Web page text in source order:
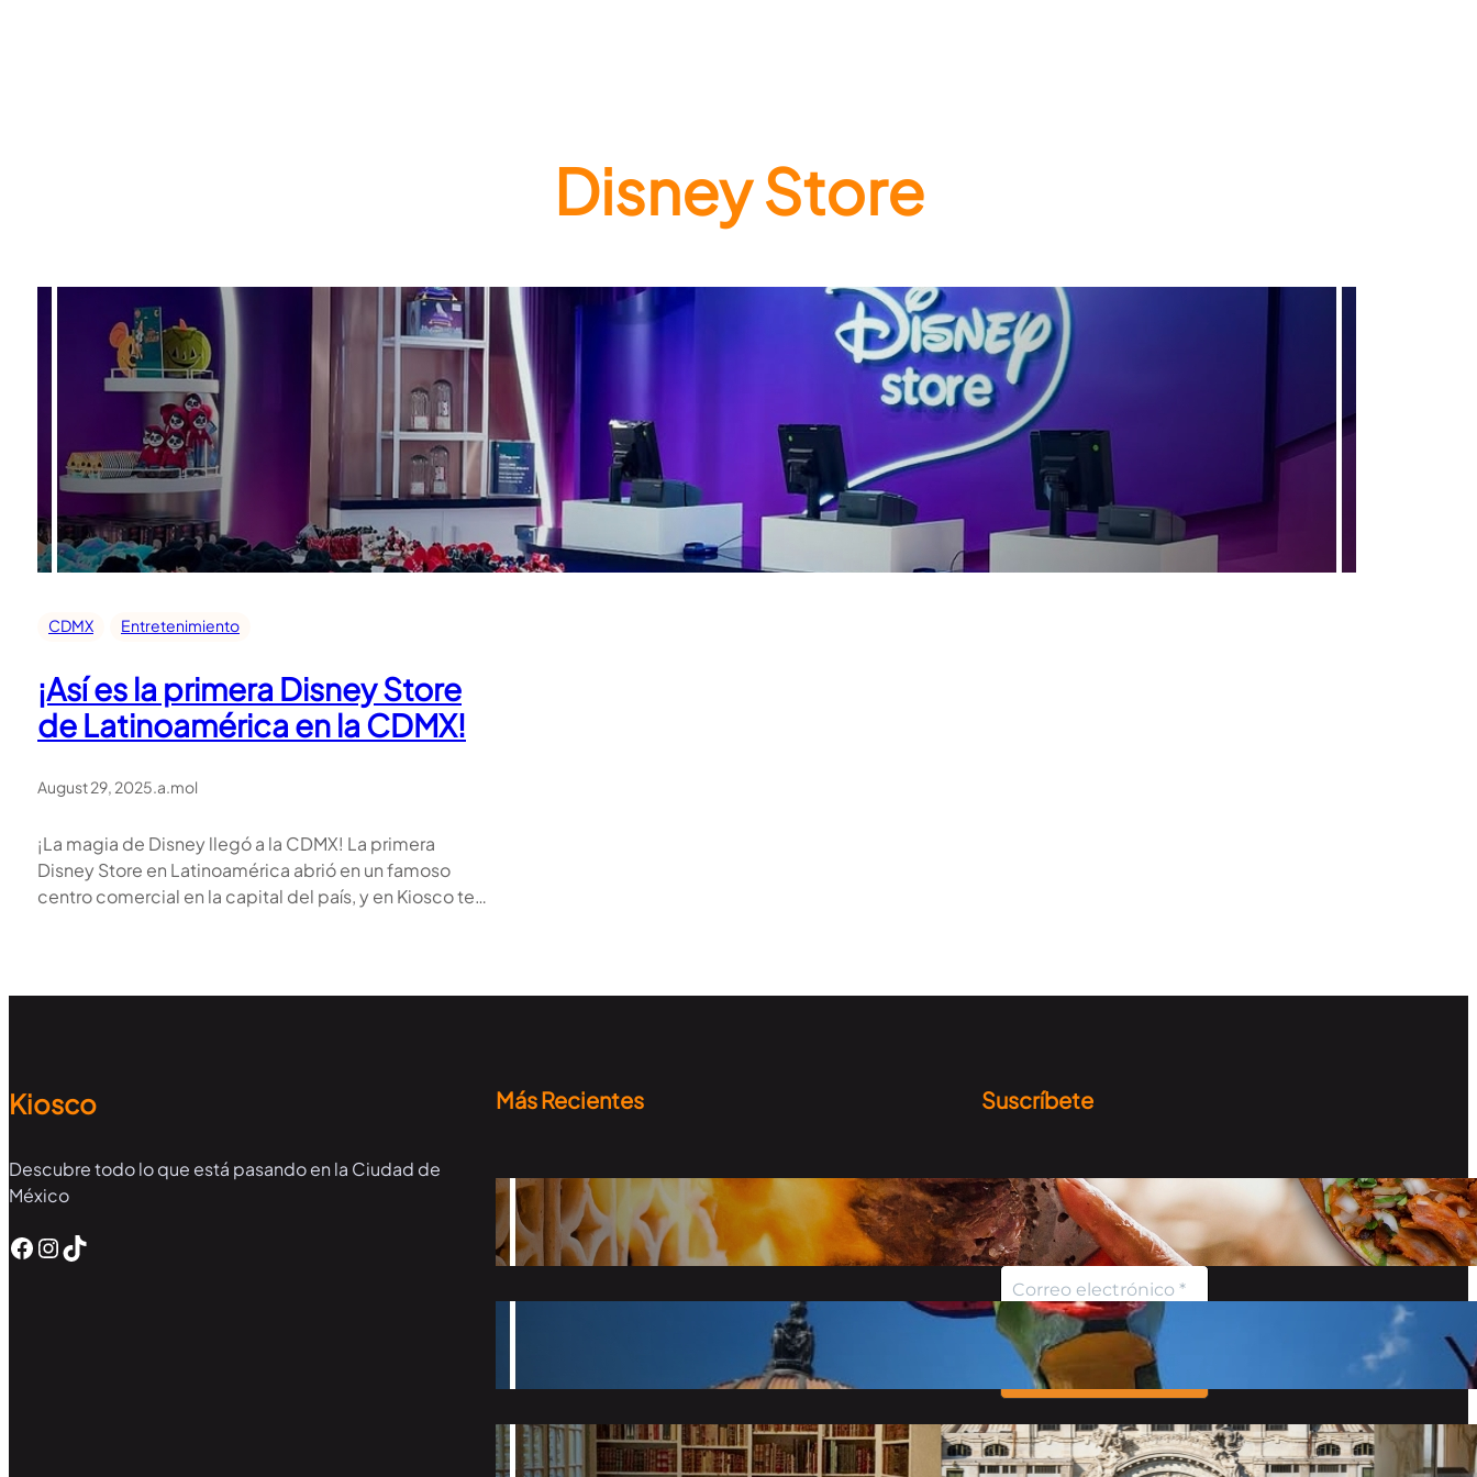
Disney Store
CDMX Entretenimiento
¡Así es la primera Disney Store
de Latinoamérica en la CDMX!
August 29, 2025.a.mol
¡La magia de Disney llegó a la CDMX! La primera
Disney Store en Latinoamérica abrió en un famoso
centro comercial en la capital del país, y en Kiosco te…
Kiosco
Descubre todo lo que está pasando en la Ciudad de
México
Facebook InstagramTikTok
Más Recientes
Top taquerías que tienes que probar en la
CDMX
2026-06-24
El Desfile de Alebrijes Monumentales 2026 ya
7 Museos bonitos en la CDMX para tomar
fotografías
Suscríbete
Recibe información sobre
los destinos, curiosidades y
más…
No enviamos spam Lee
nuestro
aviso de
privacidadpara más